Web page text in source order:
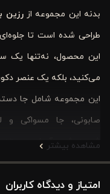
بدنه این مجموعه ازرزین
طراحی شده است تا
این محصول، نه‌تنها یک
می‌کنید، بلکه یک عنصر
این مجموعه شامل جا
صابونی، جا مسواکی و
شست‌وشوی آسان و
مناسب برای استفاده
اگر به دکوراسیون
مشاهده بیشتر
امتیاز و دیدگاه کاربران